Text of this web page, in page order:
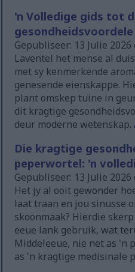
'n Volledige gids tot
Gepubliseer: 13 Julie 2026
Laventel het mense al
met sy kenmerkende
genesende eienskappe.
plant omskep tuine in
dit kragtige
deur moderne wetenskap.
Die kragtige
peperwortel: 'n
Gepubliseer: 13 Julie 2026
Het jy al ooit gewonder
laat traan en jou sinusse
skoonmaak? Hierdie
eeue lank gebruik, wat
Middeleeue, nie net as 'n
as 'n kragtige medisinale